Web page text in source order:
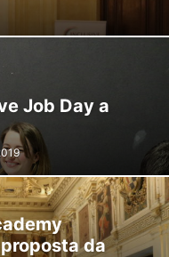
Job Day a
da